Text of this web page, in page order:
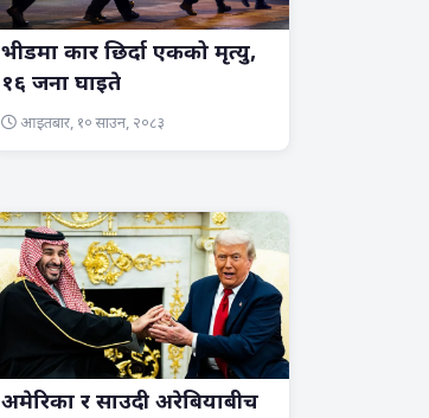
भीडमा कार छिर्दा एकको मृत्यु,
१६ जना घाइते
आइतबार, १० साउन, २०८३
अमेरिका र साउदी अरेबियाबीच